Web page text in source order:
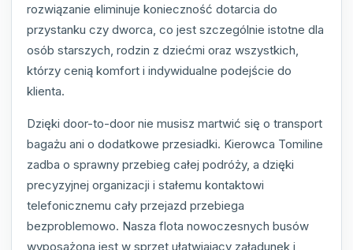
rozwiązanie eliminuje konieczność dotarcia do
przystanku czy dworca, co jest szczególnie istotne dla
osób starszych, rodzin z dziećmi oraz wszystkich,
którzy cenią komfort i indywidualne podejście do
klienta.
Dzięki door-to-door nie musisz martwić się o transport
bagażu ani o dodatkowe przesiadki. Kierowca Tomiline
zadba o sprawny przebieg całej podróży, a dzięki
precyzyjnej organizacji i stałemu kontaktowi
telefonicznemu cały przejazd przebiega
bezproblemowo. Nasza flota nowoczesnych busów
wyposażona jest w sprzęt ułatwiający załadunek i